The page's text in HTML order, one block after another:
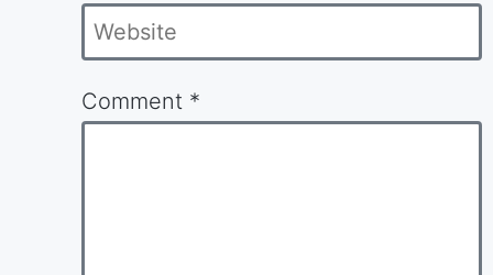
Website
Comment *